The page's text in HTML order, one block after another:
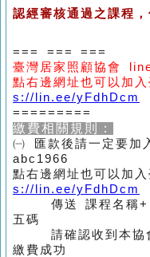
認經審核通過之課程，
=== === ===
臺灣居家照顧協會
點右邊網址也可以加
s://lin.ee/yFdhDcm
=========
繳費相關規則：
㈠ 匯款後請一定要
abc1966
點右邊網址也可以加
s://lin.ee/yFdhDcm
傳送 課程名稱+ 自
五碼
請確認收到本協會
繳費成功